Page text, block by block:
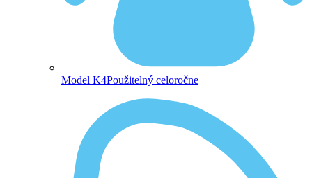
Model K4Použitelný celoročne